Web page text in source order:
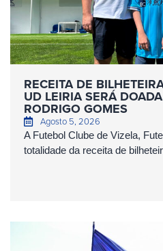
RECEITA DE
UD LEIRIA SERÁ
RODRIGO GOMES
Agosto 5, 2026
A Futebol Clube de Vizela,
totalidade da receita de